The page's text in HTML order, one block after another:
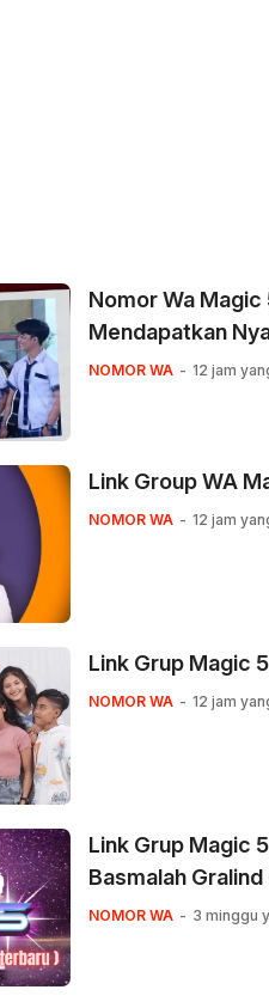
Nomor Wa Magic
Mendapatkan
NOMOR WA 12 jam
Link Group WA
NOMOR WA 12 jam
Link Grup Magic
NOMOR WA 12 jam
Link Grup Magic
Basmalah
NOMOR WA 3 minggu